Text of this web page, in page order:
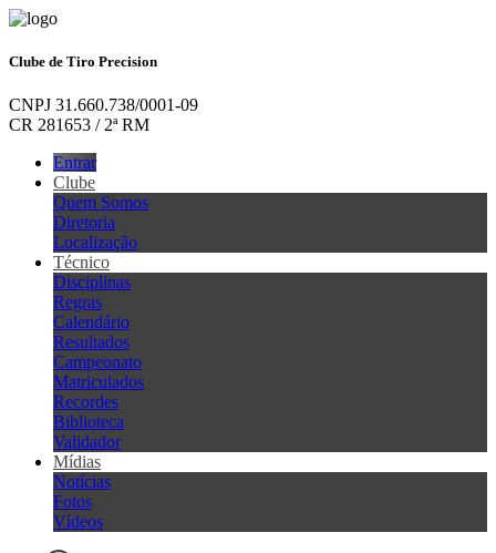
Clube de Tiro Precision
CNPJ 31.660.738/0001-09
CR 281653 / 2ª RM
Entrar
Clube
Quem Somos
Diretoria
Localização
Técnico
Disciplinas
Regras
Calendário
Resultados
Campeonato
Matriculados
Recordes
Biblioteca
Validador
Mídias
Notícias
Fotos
Vídeos